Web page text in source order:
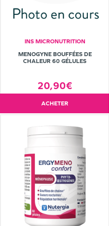
INS MICRONUTRITION
MENOGYNE BOUFFÉES DE
CHALEUR 60 GÉLULES
20,90€
ACHETER